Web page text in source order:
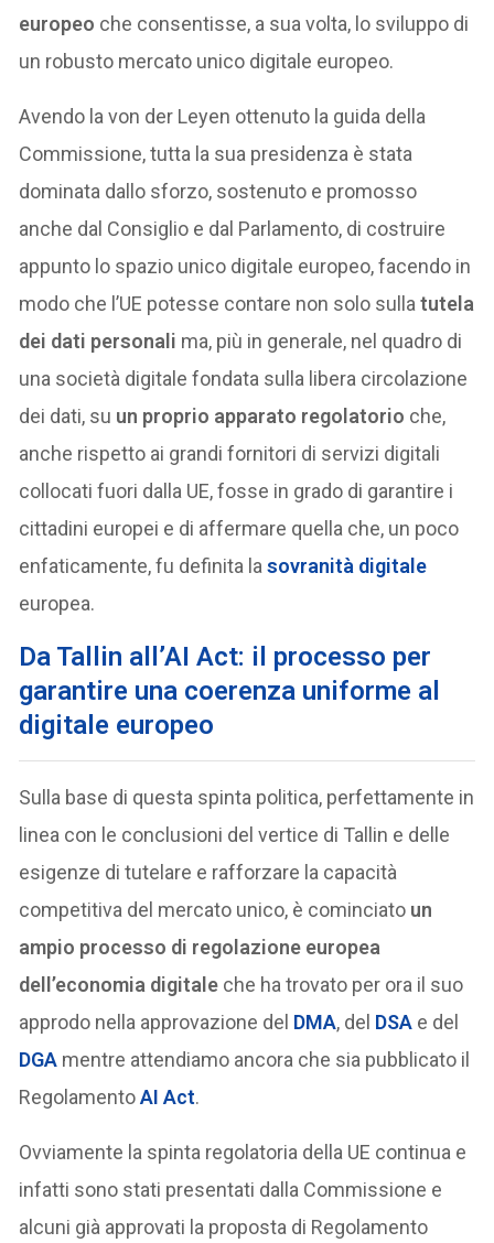
europeo che consentisse, a sua volta, lo sviluppo di
un robusto mercato unico digitale europeo.
Avendo la von der Leyen ottenuto la guida della
Commissione, tutta la sua presidenza è stata
dominata dallo sforzo, sostenuto e promosso
anche dal Consiglio e dal Parlamento, di costruire
appunto lo spazio unico digitale europeo, facendo in
modo che l’UE potesse contare non solo sullatutela
dei dati personali ma, più in generale, nel quadro di
una società digitale fondata sulla libera circolazione
dei dati, su un proprio apparato regolatorio che,
anche rispetto ai grandi fornitori di servizi digitali
collocati fuori dalla UE, fosse in grado di garantire i
cittadini europei e di affermare quella che, un poco
enfaticamente, fu definita lasovranità digitale
europea.
Da Tallin all’AI Act: il processo per
garantire una coerenza uniforme al
digitale europeo
Sulla base di questa spinta politica, perfettamente in
linea con le conclusioni del vertice di Tallin e delle
esigenze di tutelare e rafforzare la capacità
competitiva del mercato unico, è cominciato un
ampio processo di regolazione europea
dell’economia digitale che ha trovato per ora il suo
approdo nella approvazione del DMA, del DSA e del
DGA mentre attendiamo ancora che sia pubblicato il
RegolamentoAI Act.
Ovviamente la spinta regolatoria della UE continua e
infatti sono stati presentati dalla Commissione e
alcuni già approvati la proposta di Regolamento